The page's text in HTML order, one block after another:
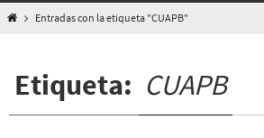
InicioEntradas con la etiqueta "CUAPB"
Etiqueta: CUAPB